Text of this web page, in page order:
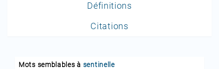
Définitions
Citations
Mots semblables à sentinelle